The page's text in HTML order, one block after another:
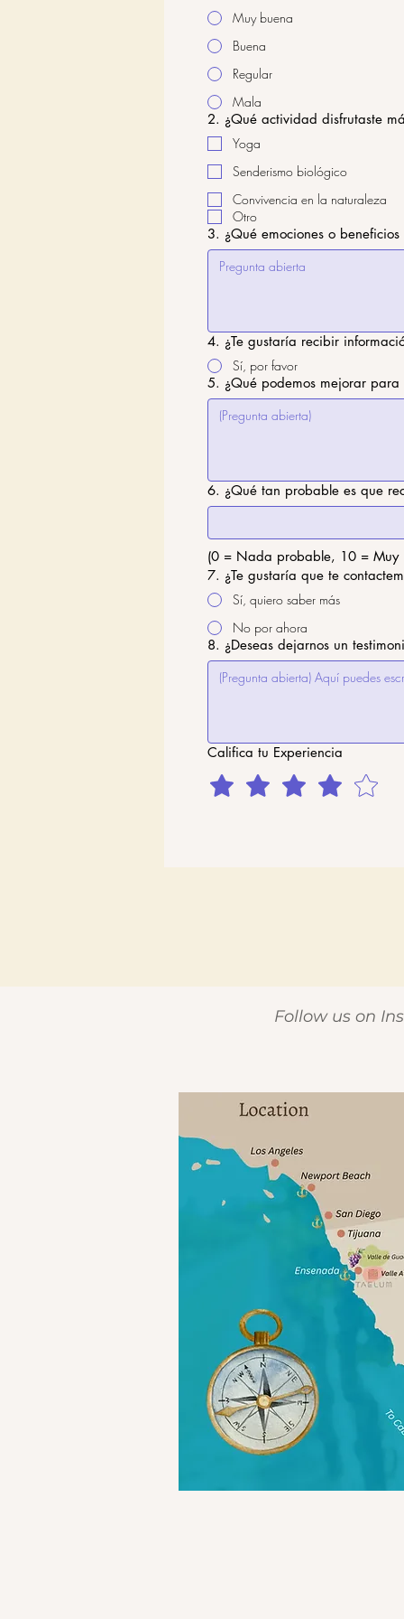
Muy buena
Buena
Regular
Mala
2. ¿Qué actividad disfrutaste
Yoga
Senderismo biológico
Convivencia en la naturaleza
Otro
3. ¿Qué emociones o
4. ¿Te gustaría recibir
Sí, por favor
5. ¿Qué podemos mejorar
6. ¿Qué tan probable es que
(0 = Nada probable, 10 = Muy
7. ¿Te gustaría que te
Sí, quiero saber más
No por ahora
8. ¿Deseas dejarnos un
Califica tu Experiencia
Follow us on